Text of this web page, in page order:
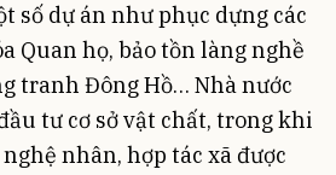
số dự án như phục dựng các
Quan họ, bảo tồn làng nghề
tranh Đông Hồ… Nhà nước
tư cơ sở vật chất, trong khi
nhân, hợp tác xã được